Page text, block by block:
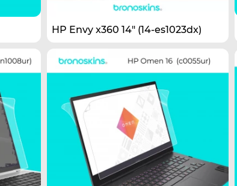
HP Envy x360 14" (14-es1023dx)